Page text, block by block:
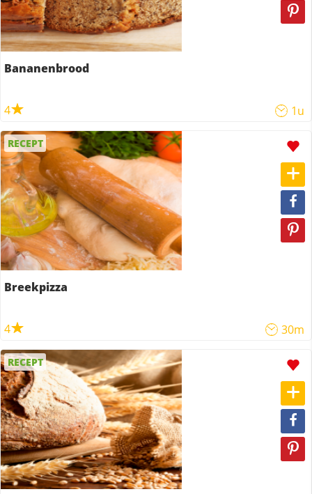
Bananenbrood
4 1u
RECEPT
Breekpizza
4 30m
RECEPT